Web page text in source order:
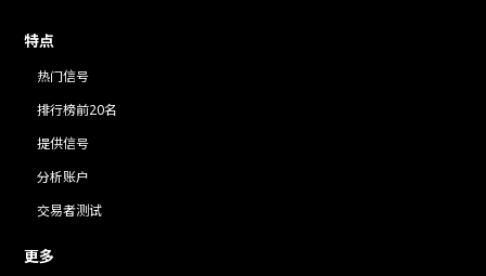
特点
热门信号
排行榜前20名
提供信号
分析账户
交易者测试
更多